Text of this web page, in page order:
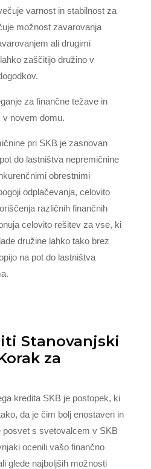
varnost in stabilnost za
možnost zavarovanja
ali drugimi
zaščitijo družino v
za finančne težave in
novem domu.
pri SKB je zasnovan
do lastništva nepremičnine
obrestnimi
odplačevanja, celovito
različnih finančnih
celovito rešitev za vse, ki
družine lahko tako brez
na pot do lastništva
Stanovanjski
za
kredita SKB je postopek, ki
da je čim bolj enostaven in
posvet s svetovalcem v SKB
ocenili vašo finančno
glede najboljših možnosti